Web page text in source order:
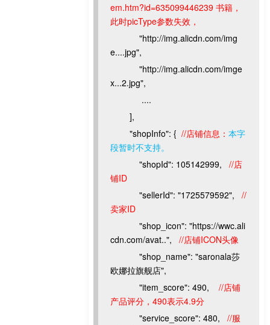
em.htm?id=635099446239 书籍，
此时picType参数失效，
"http://img.alicdn.com/img
e....jpg",
"http://img.alicdn.com/imge
x...2.jpg",
....
],
"shopInfo": { //店铺信息：本字
段暂时不支持。
"shopId": 105142999,//店
铺ID
"sellerId": "1725579592",
//
卖家ID
"shop_icon": "https://wwc.ali
cdn.com/avat..",
//店铺ICON头像
"shop_name": "saronala莎
欧娜拉旗舰店",
"item_score": 490,
//店铺
产品评分，490表示4.9分
"service_score": 480,//服